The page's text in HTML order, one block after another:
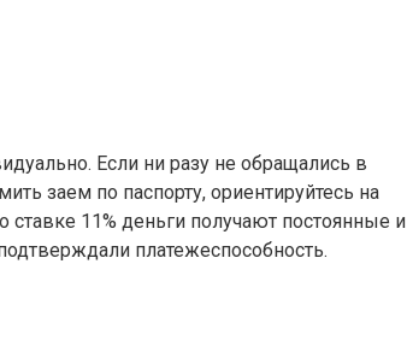
Если ни разу не обращались в
заем по паспорту, ориентируйтесь на
11% деньги получают постоянные и
платежеспособность.